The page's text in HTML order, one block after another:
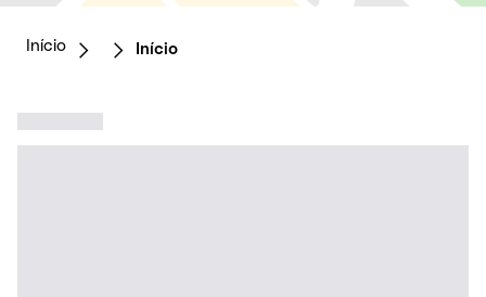
Início Início